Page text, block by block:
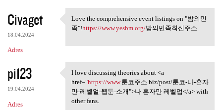
Civaget
18.04.2024
Adres
Love the comprehensive event
Love the comprehensive event listings on "밤의민
족"!https://www.yesbm.org/밤의민족최신주소
pi123
19.04.2024
Adres
I love discussing theories
I love discussing theories about <a
href="https://www.툰코주소.biz/post/툰코-나-혼자
만-레벨얼-웹툰-소개">나 혼자만 레벨업</a> with
other fans.